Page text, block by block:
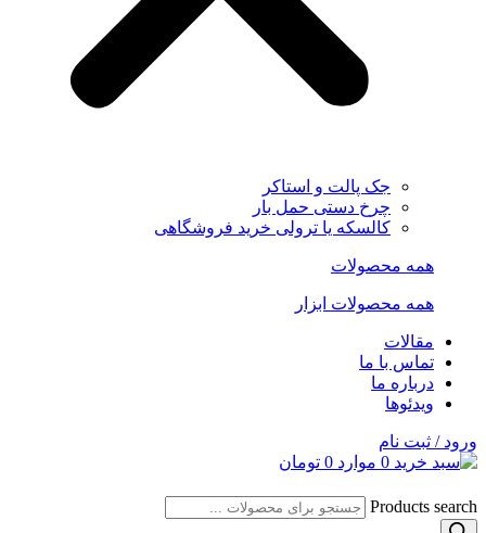
جک پالت و استاکر
چرخ دستی حمل بار
کالسکه یا ترولی خرید فروشگاهی
همه محصولات
همه محصولات ابزار
مقالات
تماس با ما
درباره ما
ویدئوها
ورود / ثبت نام
0 موارد 0 تومان
Products search